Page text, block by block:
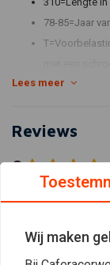
78-85=Jaar
gehouden
Hi en Low
M=Mono
Lees meer
Reviews
0
Wij maken